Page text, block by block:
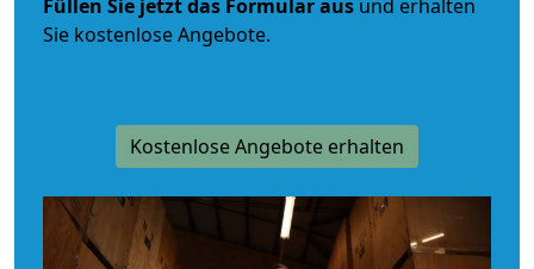
Füllen Sie jetzt das Formular aus und erhalten
Sie kostenlose Angebote.
Kostenlose Angebote erhalten